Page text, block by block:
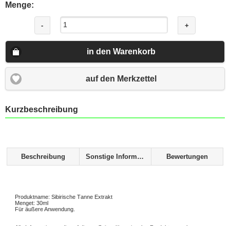
Menge:
- +
in den Warenkorb
auf den Merkzettel
Kurzbeschreibung
Beschreibung Sonstige Informationen Bewertungen
Produktname: Sibirische Tanne Extrakt
Menget: 30ml
Für äußere Anwendung.